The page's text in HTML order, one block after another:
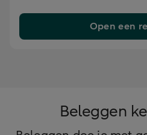
Open een
Beleggen